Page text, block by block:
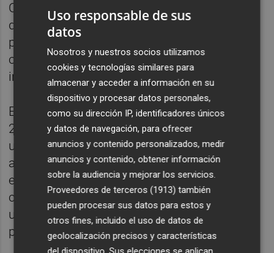
Cementos La Unión continuaba
desarrollando en 2015 promoción
publicitaria de sacos de cemento y mortero
con utilización de la imagen de la mujer
impresa en los mismos a modo de objeto.
En esta línea, señalan que al menos desde
2005 la empresa ha efectuado y mantenido
una misma y única línea de promoción y
acción publicitaria, continuada y prolongada
en el tiempo a través de diferentes
contenidos y secuencias, consistente en la
utilización de la mujer como reclamo para la
promoción comercial de sus productos.
Uso responsable de sus
datos
Nosotros y nuestros socios utilizamos
cookies y tecnologías similares para
almacenar y acceder a información en su
dispositivo y procesar datos personales,
como su dirección IP, identificadores únicos
y datos de navegación, para ofrecer
anuncios y contenido personalizados, medir
anuncios y contenido, obtener información
sobre la audiencia y mejorar los servicios.
Proveedores de terceros (1913) también
pueden procesar sus datos para estos y
otros fines, incluido el uso de datos de
geolocalización precisos y características